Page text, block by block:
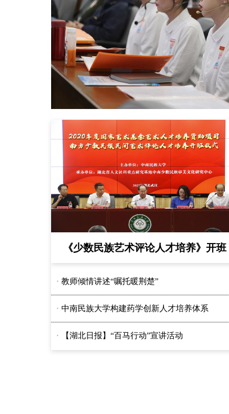
《少数民族艺术评论人才培养》开班
· 教师倾情讲述“嘱托暖荆楚”
· 中南民族大学构建药学创新人才培养体系
· 【湖北日报】“百马行动”宣讲活动